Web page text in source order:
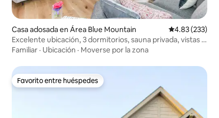
Casa adosada en Área Blue Mountain Calificación
4.83 (233)
Excelente ubicación, 3 dormitorios, sauna privada, vistas a
la montaña
Familiar · Ubicación · Moverse por la zona
Favorito entre huéspedes
Favorito entre huéspedes